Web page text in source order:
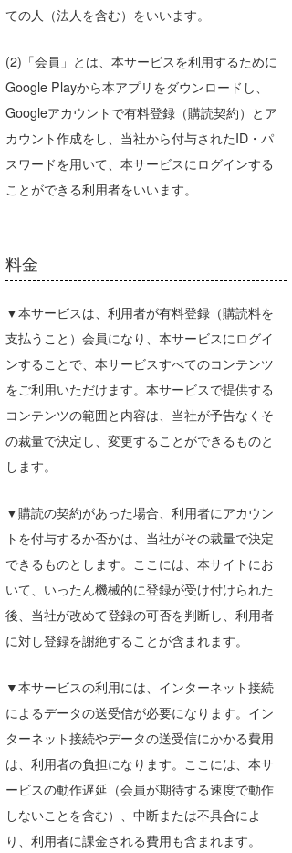
ての人（法人を含む）をいいます。
(2)「会員」とは、本サービスを利用するために
Google Playから本アプリをダウンロードし、
Googleアカウントで有料登録（購読契約）とア
カウント作成をし、当社から付与されたID・パ
スワードを用いて、本サービスにログインする
ことができる利用者をいいます。
料金
▼本サービスは、利用者が有料登録（購読料を
支払うこと）会員になり、本サービスにログイ
ンすることで、本サービスすべてのコンテンツ
をご利用いただけます。本サービスで提供する
コンテンツの範囲と内容は、当社が予告なくそ
の裁量で決定し、変更することができるものと
します。
▼購読の契約があった場合、利用者にアカウン
トを付与するか否かは、当社がその裁量で決定
できるものとします。ここには、本サイトにお
いて、いったん機械的に登録が受け付けられた
後、当社が改めて登録の可否を判断し、利用者
に対し登録を謝絶することが含まれます。
▼本サービスの利用には、インターネット接続
によるデータの送受信が必要になります。イン
ターネット接続やデータの送受信にかかる費用
は、利用者の負担になります。ここには、本サ
ービスの動作遅延（会員が期待する速度で動作
しないことを含む）、中断または不具合によ
り、利用者に課金される費用も含まれます。
最近よく見られている質問
お支払い方法を変更するには？
スーパーライブ登録方法/スーパーライブ
のみ退会方法
登録したログインID・パスワードがわか
らないのですが、どうしたらよいですか？
2026.08.07
【伊良湖】第20回アジア競技大会サーフィ
ン競技が太平洋ロングビーチで開催！9/21
～29は交通規制があります！
どこの波がいい？一目でわかる『地図表示
機能』登場！！
2026.07.31
リアルタイム風予報が1kmメッシュへ進
九州地方 令和8年熊本地震に伴う波情報の
配信について